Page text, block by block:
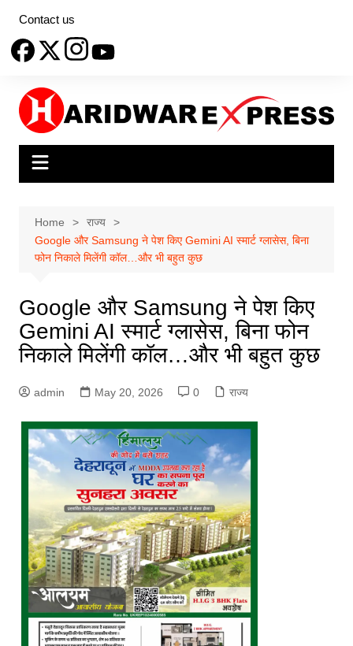
content
Contact us
Home
राज्य
Google और Samsung ने पेश किए Gemini AI स्मार्ट ग्लासेस, बिना
फोन निकाले मिलेंगी कॉल…और भी बहुत कुछ
Google और Samsung ने पेश किए
Gemini AI स्मार्ट ग्लासेस, बिना फोन
निकाले मिलेंगी कॉल…और भी बहुत कुछ
admin May 20, 2026 0 राज्य